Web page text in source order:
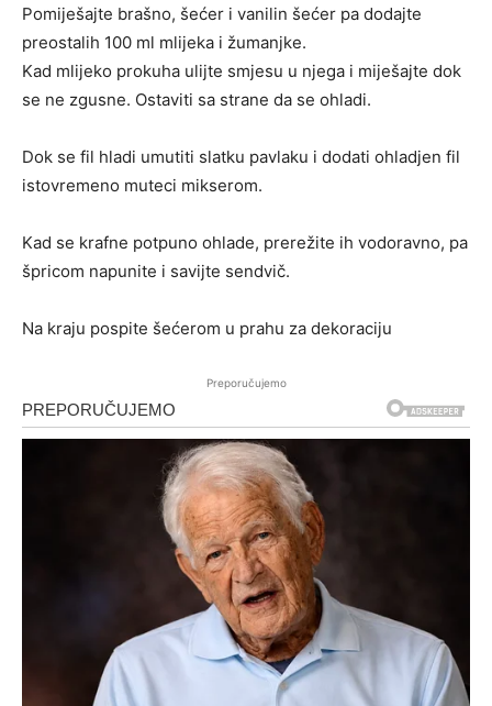
Pomiješajte brašno, šećer i vanilin šećer pa dodajte
preostalih 100 ml mlijeka i žumanjke.
Kad mlijeko prokuha ulijte smjesu u njega i miješajte dok
se ne zgusne. Ostaviti sa strane da se ohladi.
Dok se fil hladi umutiti slatku pavlaku i dodati ohladjen fil
istovremeno muteci mikserom.
Kad se krafne potpuno ohlade, prerežite ih vodoravno, pa
špricom napunite i savijte sendvič.
Na kraju pospite šećerom u prahu za dekoraciju
Preporučujemo